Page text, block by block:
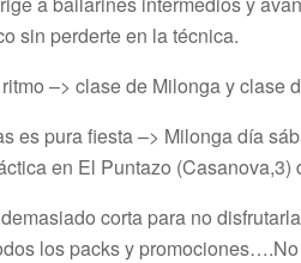
sin perderte en la técnica.
–> clase de Milonga y clase
es pura fiesta –> Milonga día
en El Puntazo (Casanova,3)
corta para no
los packs y